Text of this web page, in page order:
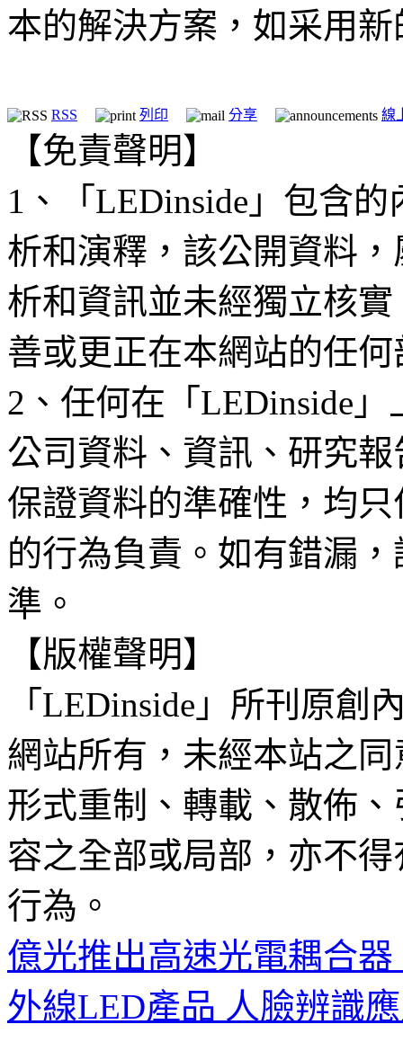
本的解決方案，如采用
RSS 列印 分享 線
【免責聲明】
1、「LEDinside」包含
析和演釋，該公開資料
析和資訊並未經獨立核
善或更正在本網站的任
2、任何在「LEDinside
公司資料、資訊、研究
保證資料的準確性，均
的行為負責。如有錯漏
準。
【版權聲明】
「LEDinside」所刊原創
網站所有，未經本站之
形式重制、轉載、散佈
容之全部或局部，亦不
行為。
億光推出高速光電耦合
外線LED產品 人臉辨識